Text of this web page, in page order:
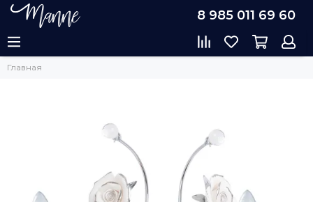
8 985 011 69 60
Главная